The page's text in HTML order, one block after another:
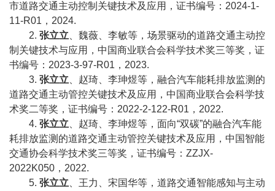
师
队
学
科
科
市道路交通主动控制关键技术及应用，证书编号： 2024-1-
11-R01 ， 2024.
2. 张立立 、魏薇、李敏等，场景驱动的道路交通主动控
制关键技术与应用，中国商业联合会科学技术奖三等奖，证
书编号： 2023-3-97-R01 ， 2023.
3. 张立立 、赵琦、李珅煜等，融合汽车能耗排放监测的
道路交通主动管控关键技术及应用，中国商业联合会科学技
术奖二等奖，证书编号： 2022-2-122-R01 ， 2022.
4. 张立立 、赵琦、李珅煜等，面向“双碳”的融合汽车能
耗排放监测的道路交通主动管控关键技术及应用，中国智能
交通协会科学技术奖三等奖，证书编号： ZZJX-
2022K050 ， 2022.
5. 张立立 、王力、宋国华等，道路交通智能感知与主动